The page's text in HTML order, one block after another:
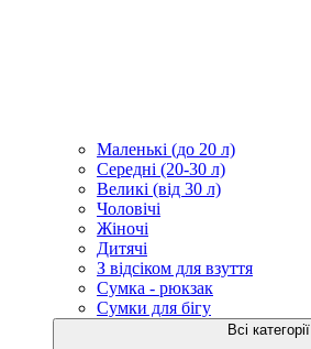
Маленькі (до 20 л)
Середні (20-30 л)
Великі (від 30 л)
Чоловічі
Жіночі
Дитячі
З відсіком для взуття
Сумка - рюкзак
Сумки для бігу
Всі категорії